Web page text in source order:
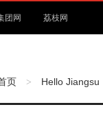
团网 荔枝网
页 > Hello Jiangsu